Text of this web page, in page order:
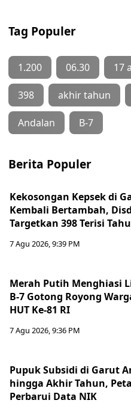
Tag Populer
1.200 06.30 17
398 akhir tahun
Andalan B-7
Berita Populer
Kekosongan Kepsek di
Kembali Bertambah,
Targetkan 398 Terisi
7 Agu 2026, 9:39 PM
Merah Putih Menghiasi
B-7 Gotong Royong
HUT Ke-81 RI
7 Agu 2026, 9:36 PM
Pupuk Subsidi di Garut
hingga Akhir Tahun,
Perbarui Data NIK